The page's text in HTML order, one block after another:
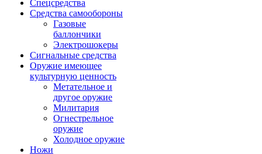
Спецсредства
Средства самообороны
Газовые
баллончики
Электрошокеры
Сигнальные средства
Оружие имеющее
культурную ценность
Метательное и
другое оружие
Милитария
Огнестрельное
оружие
Холодное оружие
Ножи